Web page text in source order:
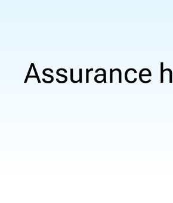
Assurance